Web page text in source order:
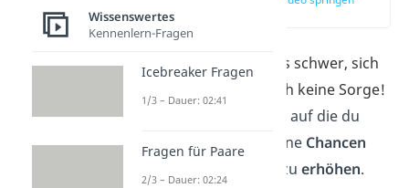
Vielen Männern fällt es schwer, sich
Frauen zu öffnen. Doch keine Sorge!
Es gibt ein paar Dinge, auf die du
achten kannst, um deine Chancen
bei der Partnersuche zuerhöhen.
Wissenswertes
Kennenlern-Fragen
Icebreaker Fragen
1/3 – Dauer: 02:41
Fragen für Paare
2/3 – Dauer: 02:24